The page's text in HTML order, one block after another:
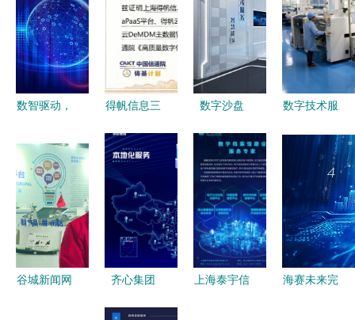
数智驱动，
2024福布
斯中国金融
科技影响力
企业评选结
果正式发布
得帆信息三
入选信通院
高质量数字
化转型全景
图 为千行
百业提供坚
实数字技术
数字沙盘
米互动数字
技术的创新
实践
数字技术服
上市，杭州
西湖区上市
企业增至27
家
谷城新闻网
齐心集团
上海泰宇信
海赛未来完